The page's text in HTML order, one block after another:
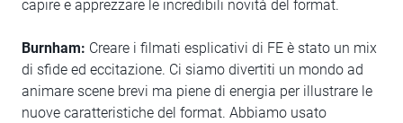
capire e apprezzare le incredibili novità del format.
Burnham: Creare i filmati esplicativi di FE è stato un mix
di sfide ed eccitazione. Ci siamo divertiti un mondo ad
animare scene brevi ma piene di energia per illustrare le
nuove caratteristiche del format. Abbiamo usato